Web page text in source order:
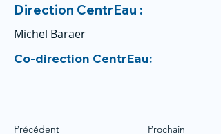
Direction CentrEau :
Michel Baraër
Co-direction CentrEau:
Précédent Prochain